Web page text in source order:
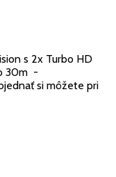
s 2x Turbo HD
30m -
si môžete pri